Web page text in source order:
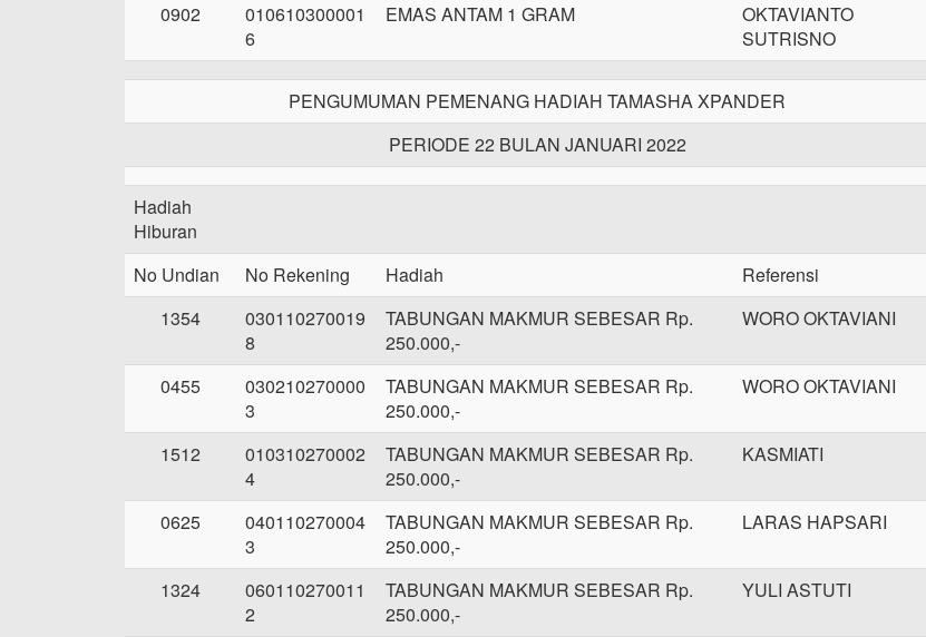
0902
010610300001
6
EMAS ANTAM 1 GRAM
OKTAVIANTO
SUTRISNO
PENGUMUMAN PEMENANG HADIAH TAMASHA XPANDER
PERIODE 22 BULAN JANUARI 2022
Hadiah
Hiburan
No Undian
No Rekening Hadiah
Referensi
1354
030110270019
8
TABUNGAN MAKMUR SEBESAR Rp.
250.000,-
WORO OKTAVIANI
0455
030210270000
3
TABUNGAN MAKMUR SEBESAR Rp.
250.000,-
WORO OKTAVIANI
1512
010310270002
4
TABUNGAN MAKMUR SEBESAR Rp.
250.000,-
KASMIATI
0625
040110270004
3
TABUNGAN MAKMUR SEBESAR Rp.
250.000,-
LARAS HAPSARI
1324
060110270011
2
TABUNGAN MAKMUR SEBESAR Rp.
250.000,-
YULI ASTUTI